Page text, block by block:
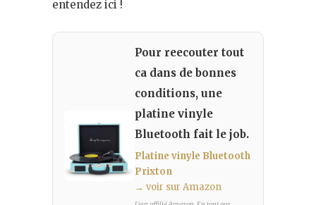
entendez ici !
Pour reecouter tout
ca dans de bonnes
conditions, une
platine vinyle
Bluetooth fait le job.
Platine vinyle Bluetooth
Prixton
→ voir sur Amazon